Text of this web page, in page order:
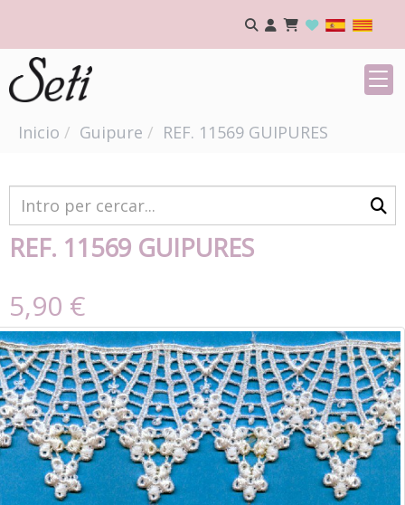
Inicio Guipure REF. 11569 GUIPURES
REF. 11569 GUIPURES
5,90 €